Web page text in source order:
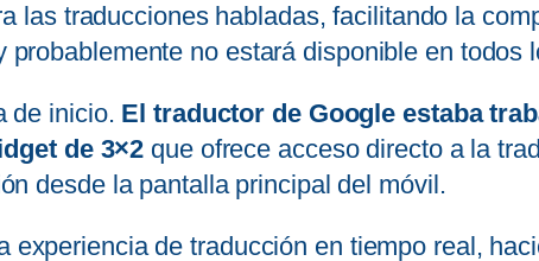
las traducciones habladas, facilitando la
no estará disponible en todos
de inicio. El traductor de Google estaba
de 3×2 que ofrece acceso directo a la
desde la pantalla principal del móvil.
experiencia de traducción en tiempo real,